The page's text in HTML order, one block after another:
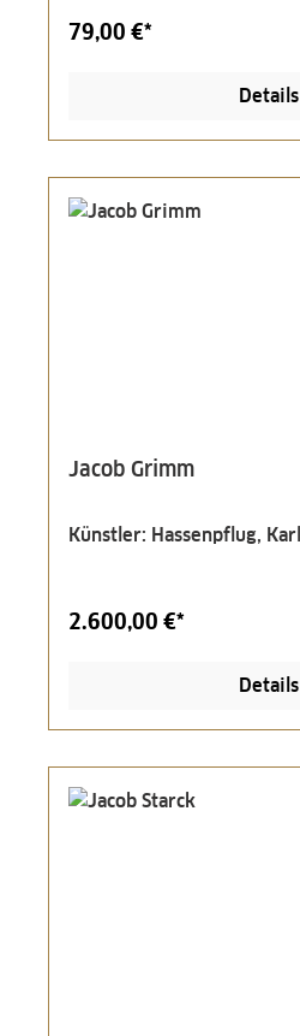
79,00 €*
Details
Jacob Grimm
Künstler: Hassenpflug, Karl
2.600,00 €*
Details